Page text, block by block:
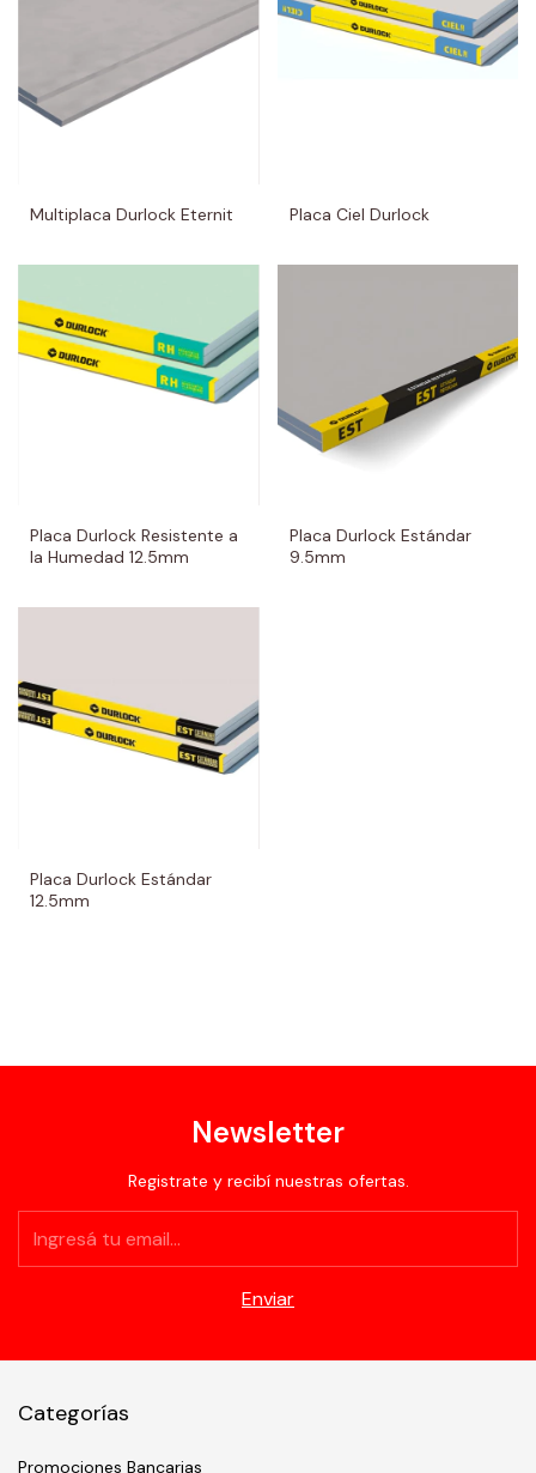
Multiplaca Durlock Eternit Placa Ciel Durlock
Placa Durlock Resistente a
la Humedad 12.5mm
Placa Durlock Estándar
9.5mm
Placa Durlock Estándar
12.5mm
Newsletter
Registrate y recibí nuestras ofertas.
Categorías
Promociones Bancarias